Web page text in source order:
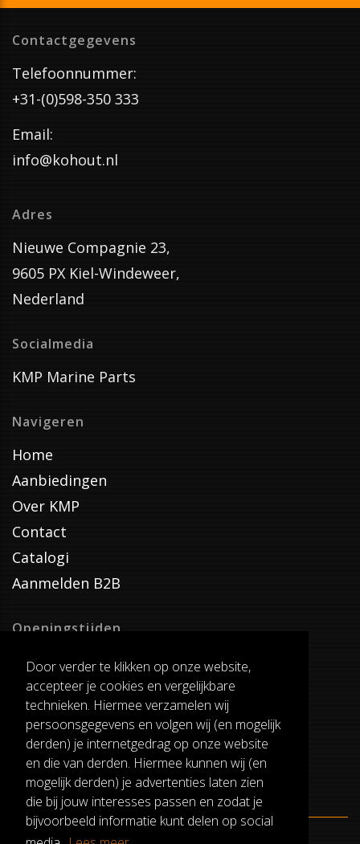
Door verder te klikken op onze website,
accepteer je cookies en vergelijkbare
technieken. Hiermee verzamelen wij
persoonsgegevens en volgen wij (en mogelijk
derden) je internetgedrag op onze website
en die van derden. Hiermee kunnen wij (en
mogelijk derden) je advertenties laten zien
die bij jouw interesses passen en zodat je
bijvoorbeeld informatie kunt delen op social
Contactgegevens
Telefoonnummer:
+31-(0)598-350 333
Email:
info@kohout.nl
Adres
Nieuwe Compagnie 23,
9605 PX Kiel-Windeweer,
Nederland
Socialmedia
KMP Marine Parts
Navigeren
Home
Aanbiedingen
Over KMP
Contact
Catalogi
Aanmelden B2B
Openingstijden
Dinsdag T/M Zaterdag
van 8:00-17:00
Verzenddagen
Dinsdag T/M Vrijdag
Pauze
12:30-13:00